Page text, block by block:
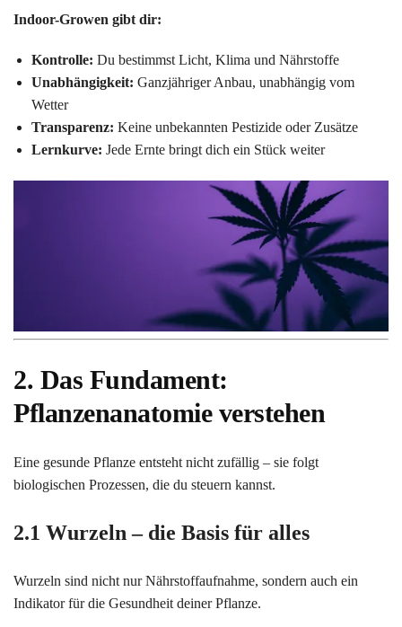
Indoor-Growen gibt dir:
Kontrolle: Du bestimmst Licht, Klima und Nährstoffe
Unabhängigkeit: Ganzjähriger Anbau, unabhängig vom
Wetter
Transparenz: Keine unbekannten Pestizide oder Zusätze
Lernkurve: Jede Ernte bringt dich ein Stück weiter
2. Das Fundament:
Pflanzenanatomie verstehen
Eine gesunde Pflanze entsteht nicht zufällig – sie folgt
biologischen Prozessen, die du steuern kannst.
2.1 Wurzeln – die Basis für alles
Wurzeln sind nicht nur Nährstoffaufnahme, sondern auch ein
Indikator für die Gesundheit deiner Pflanze.